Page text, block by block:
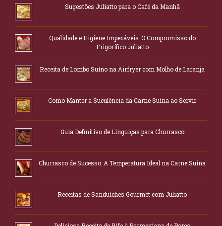
Sugestões Juliatto para o Café da Manhã
Qualidade e Higiene Impecáveis: O Compromisso do
Frigorífico Juliatto
Receita de Lombo Suíno na Airfryer com Molho de Laranja
Como Manter a Suculência da Carne Suína ao Servir
Guia Definitivo de Linguiças para Churrasco
Churrasco de Sucesso: A Temperatura Ideal na Carne Suína
Receitas de Sanduíches Gourmet com Juliatto